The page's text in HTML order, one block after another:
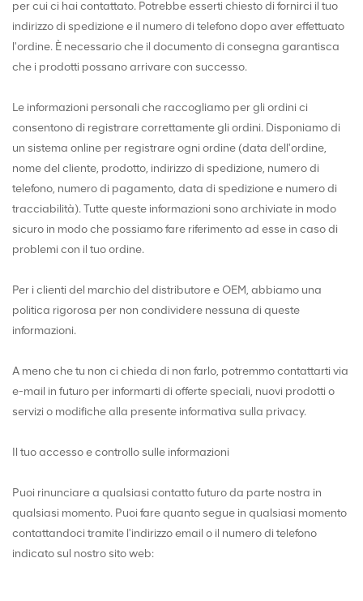
per cui ci hai contattato. Potrebbe esserti chiesto di fornirci il tuo
indirizzo di spedizione e il numero di telefono dopo aver effettuato
l'ordine. È necessario che il documento di consegna garantisca
che i prodotti possano arrivare con successo.
Le informazioni personali che raccogliamo per gli ordini ci
consentono di registrare correttamente gli ordini. Disponiamo di
un sistema online per registrare ogni ordine (data dell'ordine,
nome del cliente, prodotto, indirizzo di spedizione, numero di
telefono, numero di pagamento, data di spedizione e numero di
tracciabilità). Tutte queste informazioni sono archiviate in modo
sicuro in modo che possiamo fare riferimento ad esse in caso di
problemi con il tuo ordine.
Per i clienti del marchio del distributore e OEM, abbiamo una
politica rigorosa per non condividere nessuna di queste
informazioni.
A meno che tu non ci chieda di non farlo, potremmo contattarti via
e-mail in futuro per informarti di offerte speciali, nuovi prodotti o
servizi o modifiche alla presente informativa sulla privacy.
Il tuo accesso e controllo sulle informazioni
Puoi rinunciare a qualsiasi contatto futuro da parte nostra in
qualsiasi momento. Puoi fare quanto segue in qualsiasi momento
contattandoci tramite l'indirizzo email o il numero di telefono
indicato sul nostro sito web: